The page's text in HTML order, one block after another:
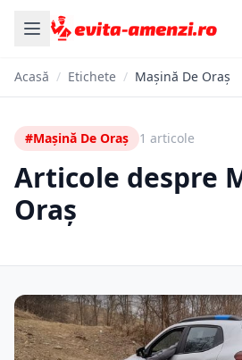
Acasă / Etichete / Mașină De Oraș
#Mașină De Oraș 1 articole
Articole despre
Oraș